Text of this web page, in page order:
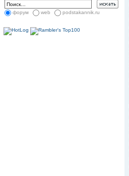
форум web podstakannik.ru